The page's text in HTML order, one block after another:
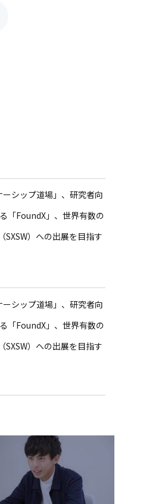
シップ道場」、研究者向
「FoundX」、世界有数の
）への出展を目指す
シップ道場」、研究者向
「FoundX」、世界有数の
）への出展を目指す